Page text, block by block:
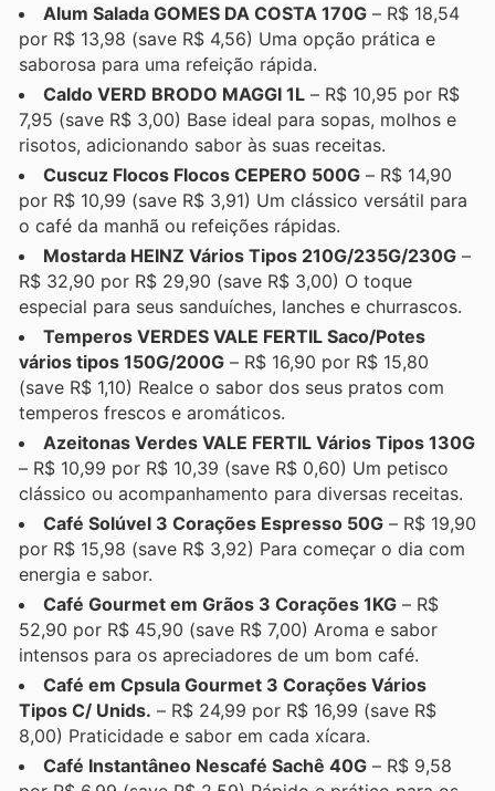
Alum Salada GOMES DA COSTA 170G – R$ 18,54
por R$ 13,98 (save R$ 4,56) Uma opção prática e
saborosa para uma refeição rápida.
Caldo VERD BRODO MAGGI 1L – R$ 10,95 por R$
7,95 (save R$ 3,00) Base ideal para sopas, molhos e
risotos, adicionando sabor às suas receitas.
Cuscuz Flocos Flocos CEPERO 500G – R$ 14,90
por R$ 10,99 (save R$ 3,91) Um clássico versátil para
o café da manhã ou refeições rápidas.
Mostarda HEINZ Vários Tipos 210G/235G/230G –
R$ 32,90 por R$ 29,90 (save R$ 3,00) O toque
especial para seus sanduíches, lanches e churrascos.
Temperos VERDES VALE FERTIL Saco/Potes
vários tipos 150G/200G – R$ 16,90 por R$ 15,80
(save R$ 1,10) Realce o sabor dos seus pratos com
temperos frescos e aromáticos.
Azeitonas Verdes VALE FERTIL Vários Tipos 130G
– R$ 10,99 por R$ 10,39 (save R$ 0,60) Um petisco
clássico ou acompanhamento para diversas receitas.
Café Solúvel 3 Corações Espresso 50G – R$ 19,90
por R$ 15,98 (save R$ 3,92) Para começar o dia com
energia e sabor.
Café Gourmet em Grãos 3 Corações 1KG – R$
52,90 por R$ 45,90 (save R$ 7,00) Aroma e sabor
intensos para os apreciadores de um bom café.
Café em Cpsula Gourmet 3 Corações Vários
Tipos C/ Unids. – R$ 24,99 por R$ 16,99 (save R$
8,00) Praticidade e sabor em cada xícara.
Café Instantâneo Nescafé Sachê 40G – R$ 9,58